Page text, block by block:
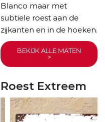
Blanco maar met
subtiele roest aan de
zijkanten en in de hoeken.
BEKIJK ALLE MATEN
>
Roest Extreem